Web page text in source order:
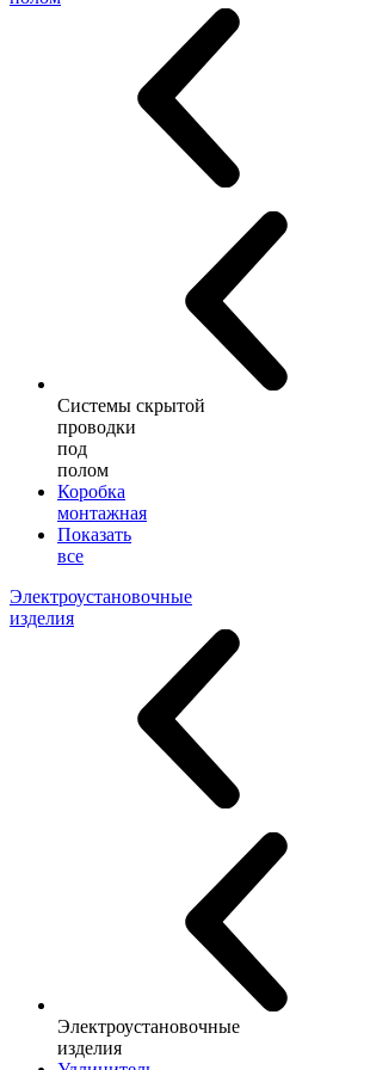
Системы скрытой
проводки
под
полом
Коробка
монтажная
Показать
все
Электроустановочные
изделия
Электроустановочные
изделия